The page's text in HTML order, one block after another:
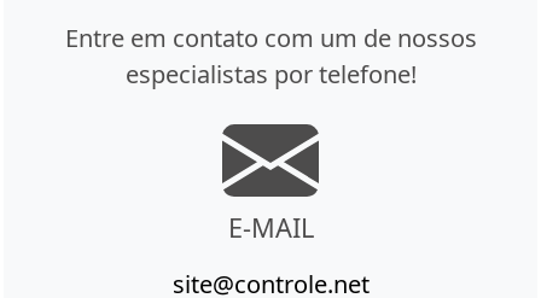
Entre em contato com um de nossos
especialistas por telefone!
E-MAIL
site@controle.net